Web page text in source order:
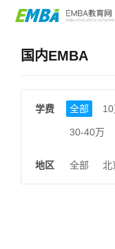
国内EMBA
学费 全部
30-40万
地区 全部 北